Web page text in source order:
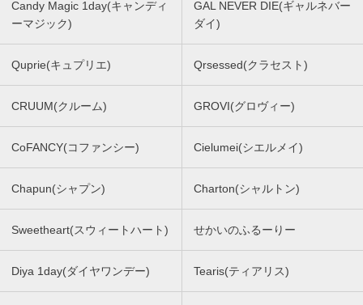
Candy Magic 1day(キャンディ
ーマジック)
GAL NEVER DIE(ギャルネバー
ダイ)
Quprie(キュプリエ) Qrsessed(クラセスト)
CRUUM(クルーム) GROVI(グロヴィー)
CoFANCY(コファンシー) Cielumei(シエルメイ)
Chapun(シャプン) Charton(シャルトン)
Sweetheart(スウィートハート) せかいのふるーりー
Diya 1day(ダイヤワンデー) Tearis(ティアリス)